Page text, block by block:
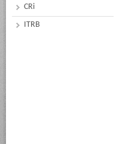
CRi
ITRB